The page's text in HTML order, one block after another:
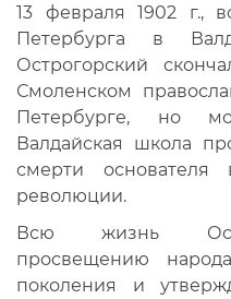
13 февраля 1902 г.,
Петербурга в
Острогорский
Смоленском
Петербурге, но
Валдайская школа
смерти основателя
революции.
Всю жизнь
просвещению
поколения и